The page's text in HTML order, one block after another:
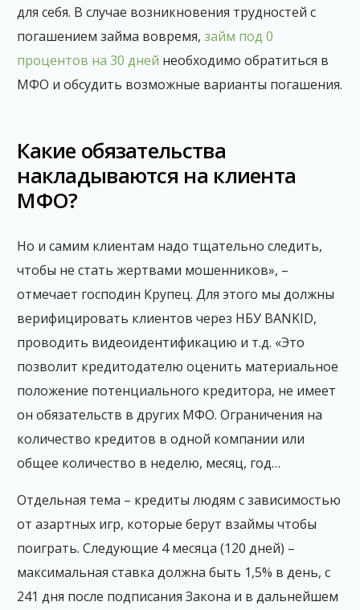
для себя. В случае возникновения трудностей с
погашением займа вовремя,займ под 0
процентов на 30 дней необходимо обратиться в
МФО и обсудить возможные варианты погашения.
Какие обязательства
накладываются на клиента
МФО?
Но и самим клиентам надо тщательно следить,
чтобы не стать жертвами мошенников», –
отмечает господин Крупец. Для этого мы должны
верифицировать клиентов через НБУ BANKID,
проводить видеоидентификацию и т.д. «Это
позволит кредитодателю оценить материальное
положение потенциального кредитора, не имеет
он обязательств в других МФО. Ограничения на
количество кредитов в одной компании или
общее количество в неделю, месяц, год…
Отдельная тема – кредиты людям с зависимостью
от азартных игр, которые берут взаймы чтобы
поиграть. Следующие 4 месяца (120 дней) –
максимальная ставка должна быть 1,5% в день, с
241 дня после подписания Закона и в дальнейшем